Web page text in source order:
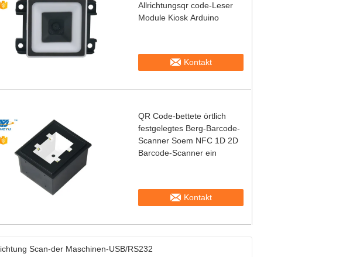
Allrichtungsqr code-Leser
Module Kiosk Arduino
Kontakt
QR Code-bettete örtlich
festgelegtes Berg-Barcode-
Scanner Soem NFC 1D 2D
Barcode-Scanner ein
Kontakt
Scan-der Maschinen-USB/RS232
Barcode-Scanner-Modul